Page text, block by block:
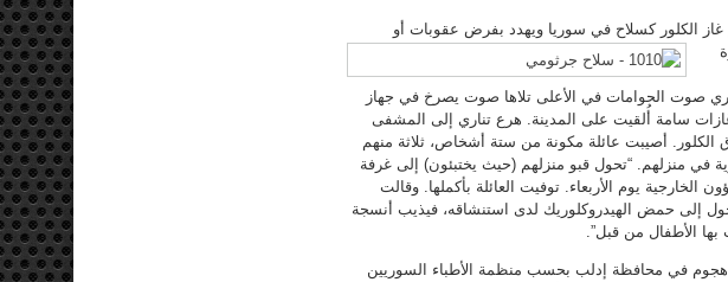
الكلور كسلاح في سوريا ويهدد بفرض عقوبات أو
صوت الحوامات في الأعلى تلاها صوت يصرخ في جهاز
غازات سامة أُلقيت على المدينة. هرع تناري إلى المشفى
الكلور. أصيبت عائلة مكونة من ستة أشخاص، ثلاثة منهم
في منزلهم. “تحول قبو منزلهم (حيث يختبئون) إلى غرفة
الخارجية يوم الأربعاء. توفيت العائلة بأكملها. وقالت
إلى حمض الهيدروكلوريك لدى استنشاقه، فيذيب أنسجة
الأطفال من قبل”.
هجوم في محافظة إدلب بحسب منظمة الأطباء السوريين